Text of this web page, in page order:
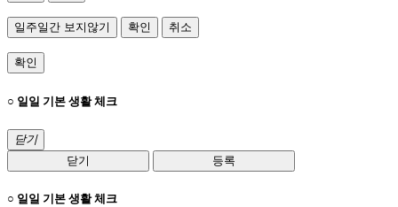
일주일간 보지않기 확인 취소
확인
○ 일일 기본 생활 체크
닫기
닫기
등록
○ 일일 기본 생활 체크